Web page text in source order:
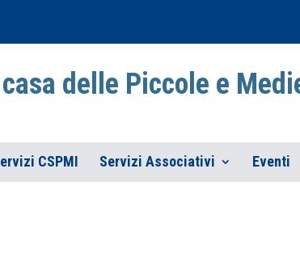
delle Piccole e
CSPMI Servizi Associativi Eventi